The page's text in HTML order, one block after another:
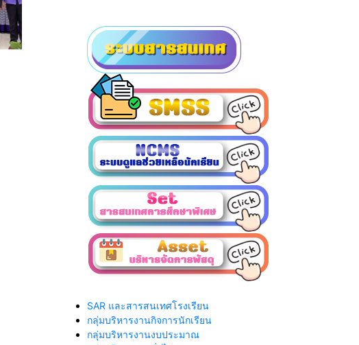
SAR และสารสนเทศโรงเรียน
กลุ่มบริหารงานกิจการนักเรียน
กลุ่มบริหารงานงบประมาณ